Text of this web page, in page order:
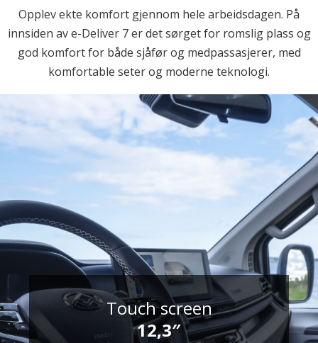
Opplev ekte komfort gjennom hele arbeidsdagen. På
innsiden av e-Deliver 7 er det sørget for romslig plass og
god komfort for både sjåfør og medpassasjerer, med
komfortable seter og moderne teknologi.
Touch screen
12,3″